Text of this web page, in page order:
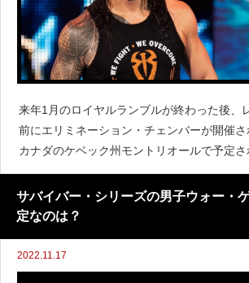
来年1月のロイヤルランブルが終わった後、
前にエリミネーション・チェンバーが開催
カナダのケベック州モントリオールで予定
ミアムライブイベントですが、すでにポス
ています。Roman Reigns not adve
サバイバー・シリーズの男子ウォー・
定なのは？
2022.11.17